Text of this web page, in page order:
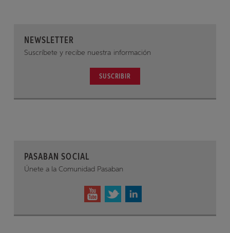
NEWSLETTER
Suscríbete y recibe nuestra información
SUSCRIBIR
PASABAN SOCIAL
Únete a la Comunidad Pasaban